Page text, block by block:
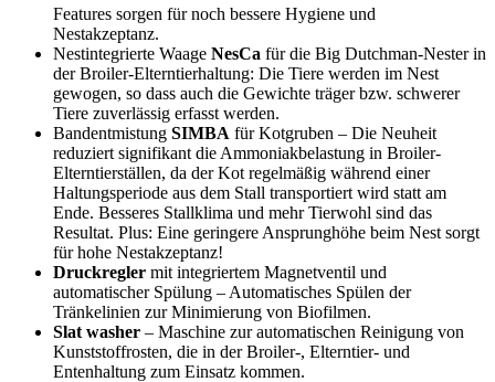
Features sorgen für noch bessere Hygiene und
Nestakzeptanz.
Nestintegrierte Waage NesCa für die Big Dutchman-Nester in
der Broiler-Elterntierhaltung: Die Tiere werden im Nest
gewogen, so dass auch die Gewichte träger bzw. schwerer
Tiere zuverlässig erfasst werden.
Bandentmistung SIMBA für Kotgruben – Die Neuheit
reduziert signifikant die Ammoniakbelastung in Broiler-
Elterntierställen, da der Kot regelmäßig während einer
Haltungsperiode aus dem Stall transportiert wird statt am
Ende. Besseres Stallklima und mehr Tierwohl sind das
Resultat. Plus: Eine geringere Ansprunghöhe beim Nest sorgt
für hohe Nestakzeptanz!
Druckregler mit integriertem Magnetventil und
automatischer Spülung – Automatisches Spülen der
Tränkelinien zur Minimierung von Biofilmen.
Slat washer – Maschine zur automatischen Reinigung von
Kunststoffrosten, die in der Broiler-, Elterntier- und
Entenhaltung zum Einsatz kommen.